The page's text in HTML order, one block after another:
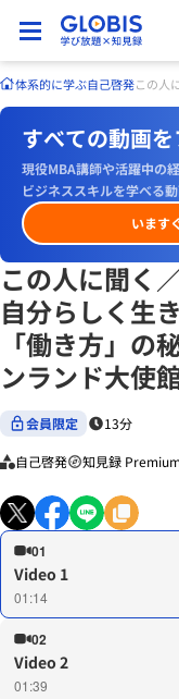
体系的に学ぶ自己啓発この人
すべての動画を
現役MBA講師や活躍中の
ビジネススキルを学べる
います
この人に聞く
自分らしく生
「働き方」の
ンランド大使
会員限定 13分
自己啓発 知見録
01
Video 1
01:14
02
Video 2
01:39